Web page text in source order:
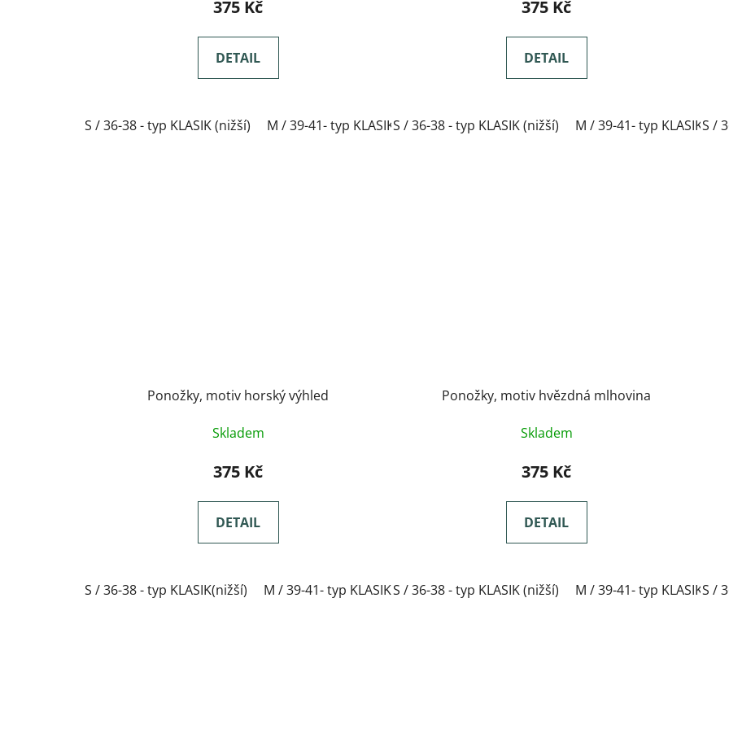
375 Kč
DETAIL
S / 36-38 - typ KLASIK (nižší) M / 39-41- typ KLASIK(nižší) L / 42-44- typ KLASIK(nižší) XL / 45-47- typ
375 Kč
DETAIL
S / 36-38 - typ KLASIK (nižší) M / 39-41- typ S /
Ponožky, motiv horský výhled
Skladem
375 Kč
DETAIL
S / 36-38 - typ KLASIK(nižší) M / 39-41- typ KLASIK(nižší) L / 42-44- typ KLASIK(nižší) XL / 45-47- typ
Ponožky, motiv hvězdná mlhovina
Skladem
375 Kč
DETAIL
S / 36-38 - typ KLASIK (nižší) M / 39-41- typ S /